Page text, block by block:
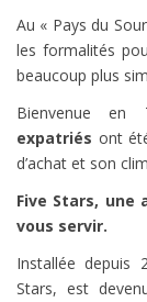
Au « Pays du
les formalités
beaucoup plus
Bienvenue
expatriés ont
d’achat et son
Five Stars, une
vous servir.
Installée depuis
Stars, est